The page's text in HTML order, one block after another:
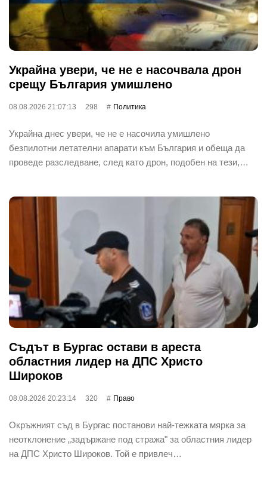
Украйна увери, че не е насочвала дрон
срещу България умишлено
08.08.2026 21:07:13 298 Политика
Украйна днес увери, че не е насочила умишлено
безпилотни летателни апарати към България и обеща да
проведе разследване, след като дрон, подобен на тези,…
Съдът в Бургас остави в ареста
областния лидер на ДПС Христо
Широков
08.08.2026 20:23:14 320 Право
Окръжният съд в Бургас постанови най-тежката мярка за
неотклонение „задържане под стража" за областния лидер
на ДПС Христо Широков. Той е привлеч…